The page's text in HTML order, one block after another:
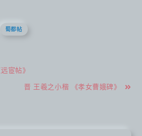
蜀都帖
宦帖》
晋 王羲之小楷 《孝女曹娥碑》